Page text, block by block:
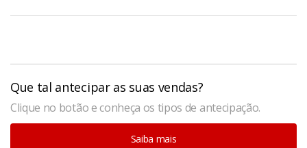
Que tal antecipar as suas vendas?
Clique no botão e conheça os tipos de antecipação.
Saiba mais